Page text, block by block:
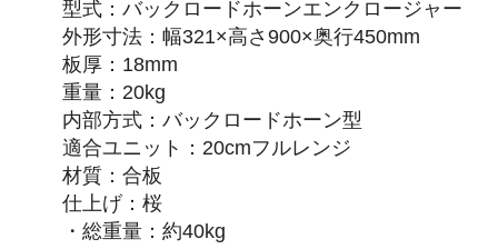
型式：バックロードホーンエンクロージャー
外形寸法：幅321×高さ900×奥行450mm
板厚：18mm
重量：20kg
内部方式：バックロードホーン型
適合ユニット：20cmフルレンジ
材質：合板
仕上げ：桜
・総重量：約40kg